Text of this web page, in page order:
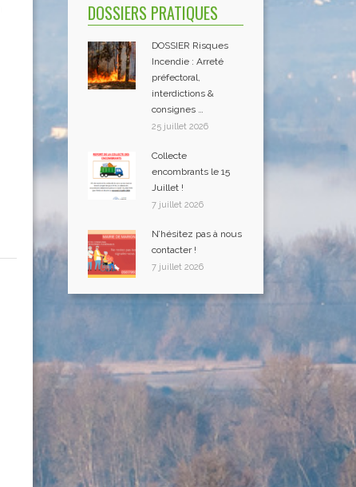
DOSSIERS PRATIQUES
DOSSIER Risques
Incendie : Arreté
préfectoral,
interdictions &
consignes …
25 juillet 2026
Collecte
encombrants le 15
Juillet !
7 juillet 2026
N’hésitez pas à nous
contacter !
7 juillet 2026